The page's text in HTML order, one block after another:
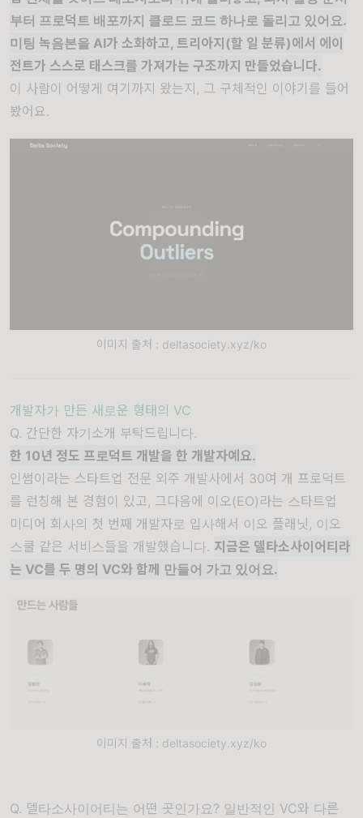
부터 프로덕트 배포까지 클로드 코드 하나로 돌리고 있어요.
미팅 녹음본을 AI가 소화하고, 트리아지(할 일 분류)에서 에이
전트가 스스로 태스크를 가져가는 구조까지 만들었습니다.
이 사람이 어떻게 여기까지 왔는지, 그 구체적인 이야기를 들어
봤어요.
이미지 출처 : deltasociety.xyz/ko
개발자가 만든 새로운 형태의 VC
Q. 간단한 자기소개 부탁드립니다.
한 10년 정도 프로덕트 개발을 한 개발자예요.
인썸이라는 스타트업 전문 외주 개발사에서 30여 개 프로덕트
를 런칭해 본 경험이 있고, 그다음에 이오(EO)라는 스타트업
미디어 회사의 첫 번째 개발자로 입사해서 이오 플래닛, 이오
스쿨 같은 서비스들을 개발했습니다. 지금은 델타소사이어티라
는 VC를 두 명의 VC와 함께 만들어 가고 있어요.
이미지 출처 : deltasociety.xyz/ko
Q. 델타소사이어티는 어떤 곳인가요? 일반적인 VC와 다른